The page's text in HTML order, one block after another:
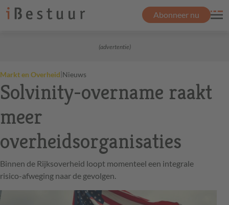
Abonneer nu
(advertentie)
Markt en Overheid|Nieuws
Solvinity-overname raakt
meer
overheidsorganisaties
Binnen de Rijksoverheid loopt momenteel een integrale
risico-afweging naar de gevolgen.